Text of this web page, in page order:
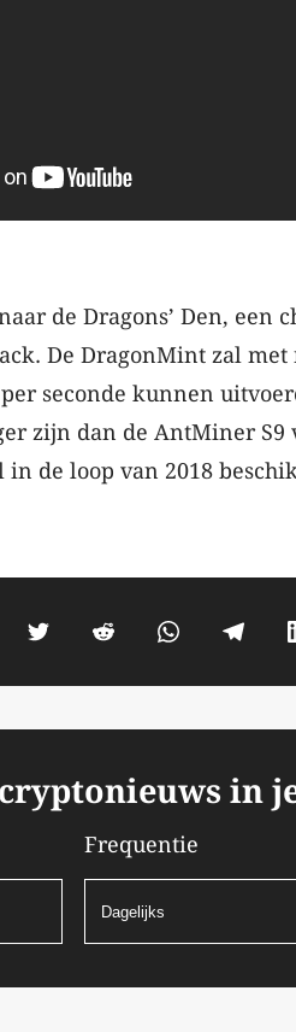
de Dragons’ Den, een
De DragonMint zal
per seconde kunnen
zijn dan de AntMiner S9
in de loop van 2018
in
Frequentie